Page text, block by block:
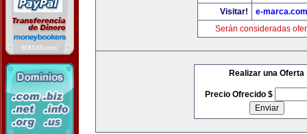
Visitar!
e-marca.com
Serán consideradas
Realizar una Oferta
Precio Ofrecido $